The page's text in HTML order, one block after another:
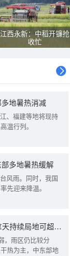
江西永新：中稻开镰抢
收忙
地暑热消减
、福建等地将现持
温行列。
多地暑热缓解
风雨。同时，我国
先迎来降温。
我国降雨强度进一步减弱 中东部大范围桑拿天持续局地可超38℃
，雨区仍比较分
热为主，中东部地